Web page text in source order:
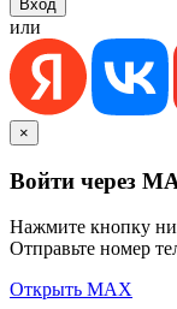
или
×
Войти через
Нажмите кнопку
Отправьте номер
Открыть MAX